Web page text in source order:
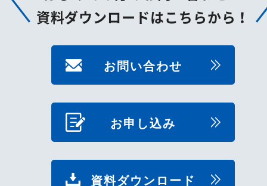
資料ダウンロードはこちらから！
お問い合わせ
お申し込み
資料ダウンロード